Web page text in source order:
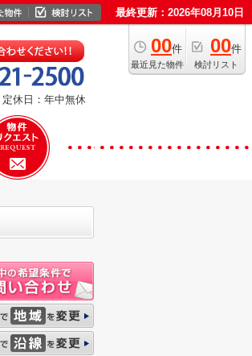
最終更新：2026年08月10日
00件
最近見た物件
00件
検討リスト
定休日：年中無休